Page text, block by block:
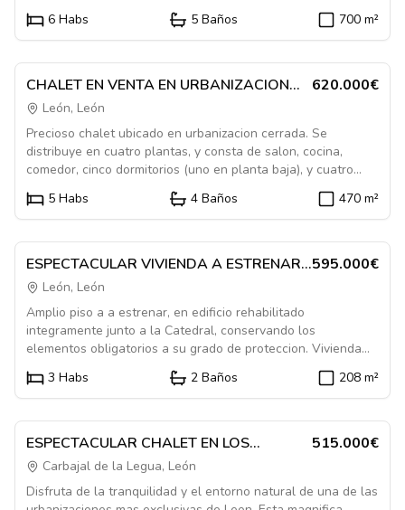
6 Habs 5 Baños 700 m²
Casa En Venta
Destacado
CHALET EN VENTA EN URBANIZACION
LOS ROSALES
620.000€
León, León
Precioso chalet ubicado en urbanizacion cerrada. Se
distribuye en cuatro plantas, y consta de salon, cocina,
comedor, cinco dormitorios (uno en planta baja), y cuatro
baños. Dispone de un amplio porche desde el que se accede
a una bonita parcela ajardinada. La bajocubierta esta
acondicionada, y la planta de sotano cuenta con sala
destinada a gimnasio, bodega, cuarto de lavado y
calefaccion y garaje. Es muy luminoso y se encuentra en un
excelente estado de conservacion.
5 Habs 4 Baños 470 m²
Piso En Venta
Destacado
ESPECTACULAR VIVIENDA A ESTRENAR,
A LOS PIES DE LA CATEDRAL
595.000€
León, León
Amplio piso a a estrenar, en edificio rehabilitado
integramente junto a la Catedral, conservando los
elementos obligatorios a su grado de proteccion. Vivienda
unica de su planta, que ademas es la ultima del edificio, con
excelentes vistas por su magnifica ubicacion junto a la
Catedral y las Murallas, en un entorno peatonal Se
distribuye en salon-comedor, amplisima cocina, 3 dormitorios
y 2 baños. El dormitorio principal con baño en suite y amplio
vestidor. Calefaccion mediante suelo radiante, y trastero en
el edificio.
3 Habs 2 Baños 208 m²
Casa En Venta
Destacado
ESPECTACULAR CHALET EN LOS
ACEBOS, CARBAJAL DE LA LEGUA
515.000€
Carbajal de la Legua, León
Disfruta de la tranquilidad y el entorno natural de una de las